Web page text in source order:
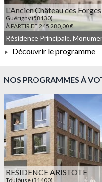
L'Ancien Château des
Guérigny (58130)
À PARTIR DE 245 280,00 €
À PARTIR DE 245
Découvrir le programme
NOS PROGRAMMES À
RESIDENCE ARISTOTE
Toulouse (31400)